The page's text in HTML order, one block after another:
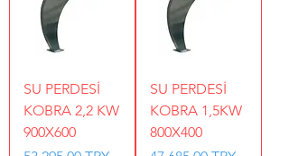
SU PERDESİ
KOBRA 2,2 KW
900X600
SU PERDESİ
KOBRA 1,5KW
800X400